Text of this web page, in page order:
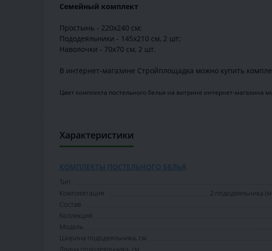
Семейный комплект
Простынь - 220х240 см;
Пододеяльники - 145х210 см, 2 шт;
Наволочки - 70х70 см, 2 шт.
В интернет-магазине Стройплощадка можно купить
Цвет комплекта постельного белья на витрине интернет-магазина
Характеристики
КОМПЛЕКТЫ ПОСТЕЛЬНОГО БЕЛЬЯ
Тип
Комплектация
2 пододеяльника
Состав
Коллекция
Модель
Ширина пододеяльника, см
Длина пододеяльника, см